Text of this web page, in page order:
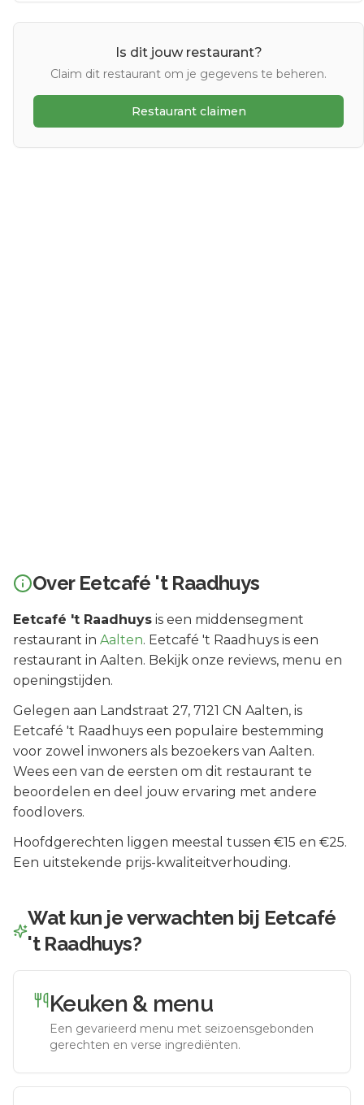
Is dit jouw restaurant?
Claim dit restaurant om je gegevens te beheren.
Restaurant claimen
Over Eetcafé 't Raadhuys
Eetcafé 't Raadhuys is een middensegment
restaurant in Aalten. Eetcafé 't Raadhuys is een
restaurant in Aalten. Bekijk onze reviews, menu en
openingstijden.
Gelegen aan Landstraat 27, 7121 CN Aalten, is
Eetcafé 't Raadhuys een populaire bestemming
voor zowel inwoners als bezoekers van Aalten.
Wees een van de eersten om dit restaurant te
beoordelen en deel jouw ervaring met andere
foodlovers.
Hoofdgerechten liggen meestal tussen €15 en €25.
Een uitstekende prijs-kwaliteitverhouding.
Wat kun je verwachten bij Eetcafé
't Raadhuys?
Keuken & menu
Een gevarieerd menu met seizoensgebonden
gerechten en verse ingrediënten.